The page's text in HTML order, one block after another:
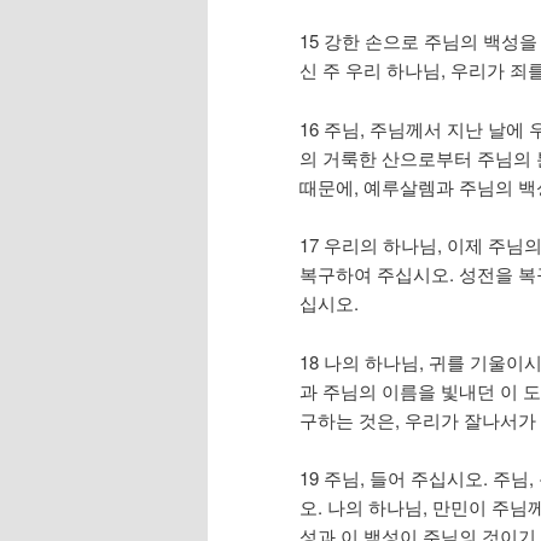
15 강한 손으로 주님의 백성
신 주 우리 하나님, 우리가 죄
16 주님, 주님께서 지난 날에
의 거룩한 산으로부터 주님
때문에, 예루살렘과 주님의
17 우리의 하나님, 이제 주님
복구하여 주십시오. 성전을
십시오.
18 나의 하나님, 귀를 기울이
과 주님의 이름을 빛내던 이
구하는 것은, 우리가 잘나서
19 주님, 들어 주십시오. 주님
오. 나의 하나님, 만민이 주님
성과 이 백성이 주님의 것이기